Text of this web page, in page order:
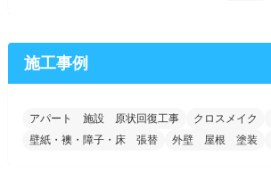
施工事例
アパート 施設 原状回復工事 クロスメイク
壁紙・襖・障子・床 張替
外壁 屋根 塗装